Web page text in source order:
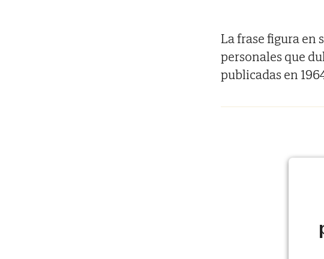
La frase figura en
personales que
publicadas en